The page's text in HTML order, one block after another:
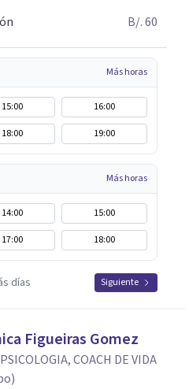
B/. 60
Más horas
15:00
16:00
18:00 19:00
Más horas
14:00
15:00
17:00 18:00
días Siguiente
Figueiras Gomez
COACH DE VIDA